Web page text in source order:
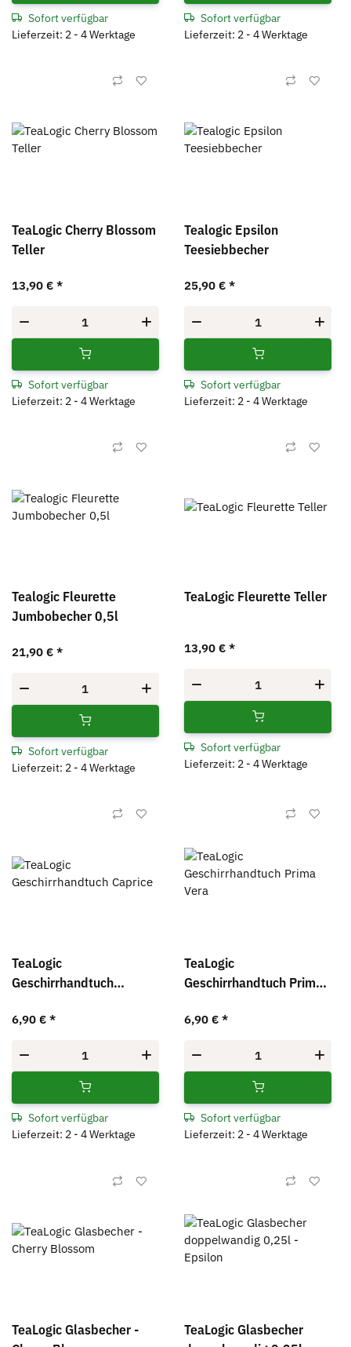
Sofort verfügbar
Lieferzeit: 2 - 4 Werktage
Sofort verfügbar
Lieferzeit: 2 - 4 Werktage
TeaLogic Cherry Blossom
Teller
13,90 € *
Sofort verfügbar
Lieferzeit: 2 - 4 Werktage
Tealogic Epsilon
Teesiebbecher
25,90 €*
Sofort verfügbar
Lieferzeit: 2 - 4 Werktage
Tealogic Fleurette
Jumbobecher 0,5l
21,90 € *
Sofort verfügbar
Lieferzeit: 2 - 4 Werktage
TeaLogic Fleurette Teller
13,90 €*
Sofort verfügbar
Lieferzeit: 2 - 4 Werktage
TeaLogic
Geschirrhandtuch
6,90 € *
Sofort verfügbar
Lieferzeit: 2 - 4 Werktage
TeaLogic
Geschirrhandtuch Prima
6,90 €*
Sofort verfügbar
Lieferzeit: 2 - 4 Werktage
TeaLogic Glasbecher -
TeaLogic Glasbecher